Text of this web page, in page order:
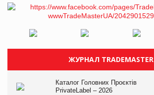
ЖУРНАЛ TRADEMASTER
Каталог Головних Проєктів
PrivateLabel – 2026